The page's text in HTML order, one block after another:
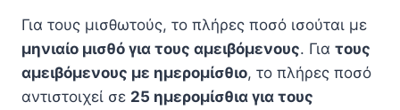
Για τους μισθωτούς, το πλήρες ποσό ισούται με
μηνιαίο μισθό για τους αμειβόμενους. Για τους
αμειβόμενους με ημερομίσθιο, το πλήρες ποσό
αντιστοιχεί σε 25 ημερομίσθια για τους